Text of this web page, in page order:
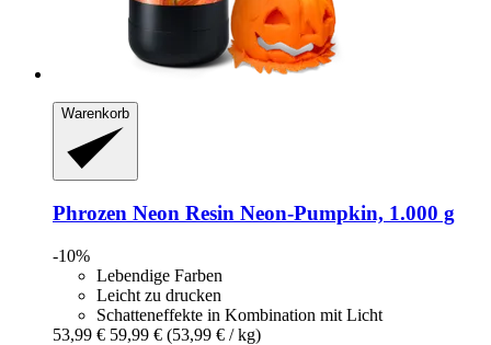
Warenkorb
Phrozen Neon Resin Neon-​Pumpkin, 1.000 g
-10%
Lebendige Farben
Leicht zu drucken
Schatteneffekte in Kombination mit Licht
53,99 € 59,99 € (53,99 € / kg)